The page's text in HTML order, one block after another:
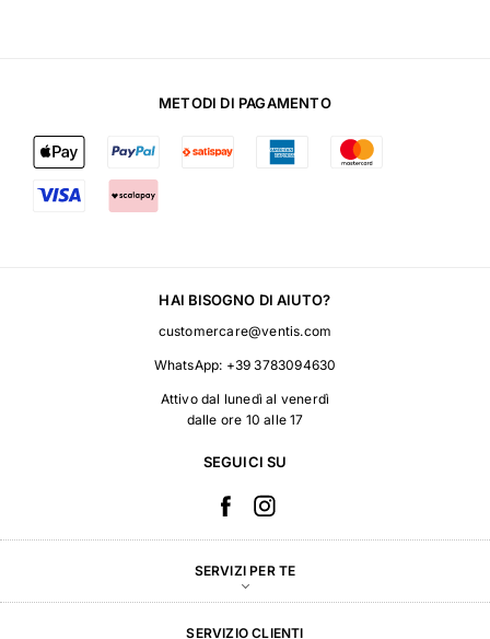
METODI DI PAGAMENTO
HAI BISOGNO DI AIUTO?
customercare@ventis.com
WhatsApp: +39 3783094630
Attivo dal lunedì al venerdì
dalle ore 10 alle 17
SEGUICI SU
SERVIZI PER TE
SERVIZIO CLIENTI